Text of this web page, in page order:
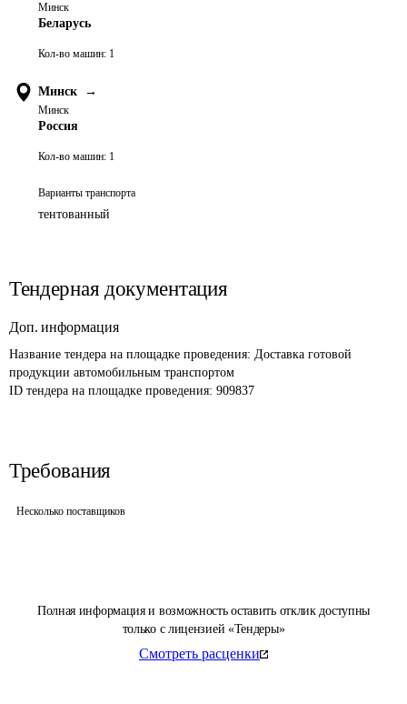
Полная информация и возможность оставить отклик доступны
только с лицензией «Тендеры»
Смотреть расценки
Минск
Беларусь
Кол-во машин: 1
Минск →
Минск
Россия
Кол-во машин: 1
Варианты транспорта
тентованный
Тендерная документация
Доп. информация
Название тендера на площадке проведения: Доставка готовой
продукции автомобильным транспортом
ID тендера на площадке проведения: 909837
Требования
Несколько поставщиков